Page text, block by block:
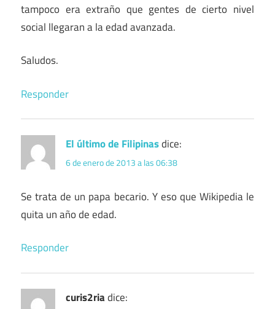
tampoco era extraño que gentes de cierto nivel
social llegaran a la edad avanzada.
Saludos.
Responder
El último de Filipinasdice:
6 de enero de 2013 a las 06:38
Se trata de un papa becario. Y eso que Wikipedia le
quita un año de edad.
Responder
curis2riadice: